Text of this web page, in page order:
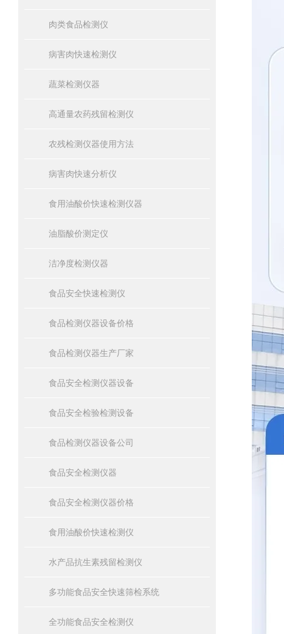
肉类食品检测仪
病害肉快速检测仪
蔬菜检测仪器
高通量农药残留检测仪
农残检测仪器使用方法
病害肉快速分析仪
食用油酸价快速检测仪器
油脂酸价测定仪
洁净度检测仪器
食品安全快速检测仪
食品检测仪器设备价格
食品检测仪器生产厂家
食品安全检测仪器设备
食品安全检验检测设备
食品检测仪器设备公司
食品安全检测仪器
食品安全检测仪器价格
食用油酸价快速检测仪
水产品抗生素残留检测仪
多功能食品安全快速筛检系统
全功能食品安全检测仪